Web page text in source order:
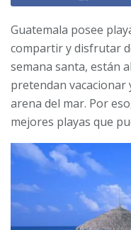
Guatemala posee
compartir y disfrutar
semana santa, están
pretendan vacacionar
arena del mar. Por
mejores playas que